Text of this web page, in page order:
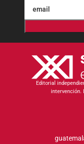
Editorial
intervención.